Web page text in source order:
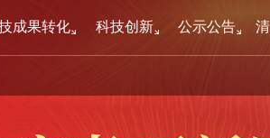
成果转化 科技创新 公示公告